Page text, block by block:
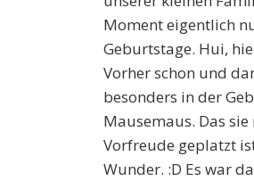
Moment eigentlich
Geburtstage. Hui,
Vorher schon und
besonders in der
Mausemaus. Das
Vorfreude geplatzt
Wunder. :D Es war